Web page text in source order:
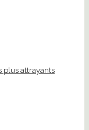
plus attrayants